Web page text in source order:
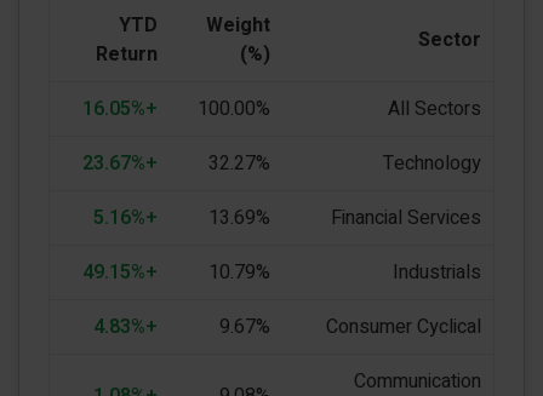
Sector
Weight
(%)
YTD
Return
All Sectors
100.00%
+16.05%
Technology
32.27%
+23.67%
Financial Services
13.69%
+5.16%
Industrials
10.79%
+49.15%
Consumer Cyclical
9.67%
+4.83%
Communication